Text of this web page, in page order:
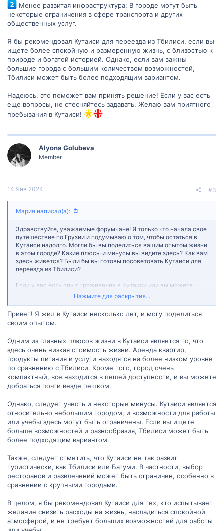
Менее развитая инфраструктура: В городе могут быть
некоторые ограничения в сфере транспорта и других
общественных услуг.
Я бы рекомендовал Кутаиси для переезда из Тбилиси, если вы
ищете более спокойную и размеренную жизнь, с близостью к
природе и богатой историей. Однако, если вам важны
большие города с большим количеством возможностей,
Тбилиси может быть более подходящим вариантом.
Надеюсь, это поможет вам принять решение! Если у вас есть
еще вопросы, не стесняйтесь задавать. Желаю вам приятного
пребывания в Кутаиси!
Alyona Golubeva
Member
14 Янв 2024 #3
Мария написал(а):
Здравствуйте, уважаемые форумчане! Я только что начала свое
путешествие по Грузии и подумываю о том, чтобы остаться в
Кутаиси надолго. Могли бы вы поделиться вашим опытом жизни
в этом городе? Какие плюсы и минусы вы видите здесь? Как вам
здесь живется? Были бы вы готовы посоветовать Кутаиси для
переезда из Тбилиси?
Если у вас есть опыт проживания в Кутаиси или вы можете
поделиться советами для тех, кто думает об этом, пожалуйста,
напишите ответ и поделитесь своими мыслями. Это поможет
Нажмите для раскрытия...
Привет! Я жил в Кутаиси несколько лет, и могу поделиться
своим опытом.
Одним из главных плюсов жизни в Кутаиси является то, что
здесь очень низкая стоимость жизни. Аренда квартир,
продукты питания и услуги находятся на более низком уровне
по сравнению с Тбилиси. Кроме того, город очень
компактный, все находится в пешей доступности, и вы можете
добраться почти везде пешком.
Однако, следует учесть и некоторые минусы. Кутаиси является
относительно небольшим городом, и возможности для работы
или учебы здесь могут быть ограничены. Если вы ищете
больше возможностей и разнообразия, Тбилиси может быть
более подходящим вариантом.
Также, следует отметить, что Кутаиси не так развит
туристически, как Тбилиси или Батуми. В частности, выбор
ресторанов и развлечений может быть ограничен, особенно в
сравнении с крупными городами.
В целом, я бы рекомендовал Кутаиси для тех, кто испытывает
желание снизить расходы на жизнь, насладиться спокойной
атмосферой, и не требует больших возможностей для работы